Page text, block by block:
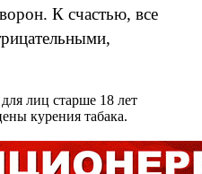
К счастью, все
лиц старше 18 лет
курения табака.